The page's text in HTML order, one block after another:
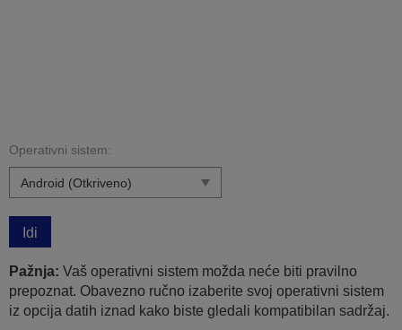
Operativni sistem:
Idi
Pažnja: Vaš operativni sistem možda neće biti pravilno
prepoznat. Obavezno ručno izaberite svoj operativni sistem
iz opcija datih iznad kako biste gledali kompatibilan sadržaj.